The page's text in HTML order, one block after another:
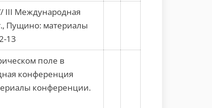
III Международная
Пущино: материалы
13
поле в
конференция
конференции.